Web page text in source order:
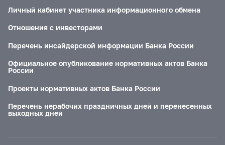
Личный кабинет участника информационного обмена
Отношения с инвесторами
Перечень инсайдерской информации Банка России
Официальное опубликование нормативных актов Банка
России
Проекты нормативных актов Банка России
Перечень нерабочих праздничных дней и перенесенных
выходных дней